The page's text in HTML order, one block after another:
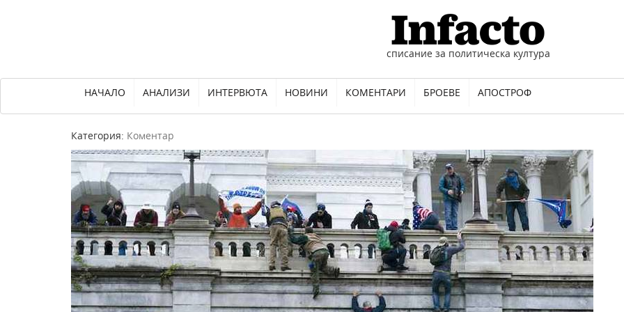
списание за политическа култура
НАЧАЛО АНАЛИЗИ ИНТЕРВЮТА НОВИНИ КОМЕНТАРИ БРОЕВЕ АПОСТРОФ
Категория: Коментар